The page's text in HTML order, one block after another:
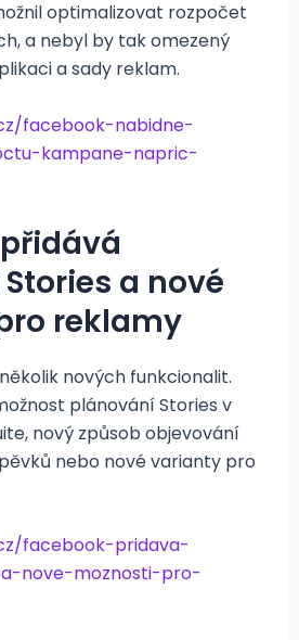
optimalizovat rozpočet
a nebyl by tak omezený
a sady reklam.
facebook-nabidne-
kampane-napric-
a nové
reklamy
nových funkcionalit.
plánování Stories v
nový způsob objevování
nebo nové varianty pro
facebook-pridava-
nove-moznosti-pro-